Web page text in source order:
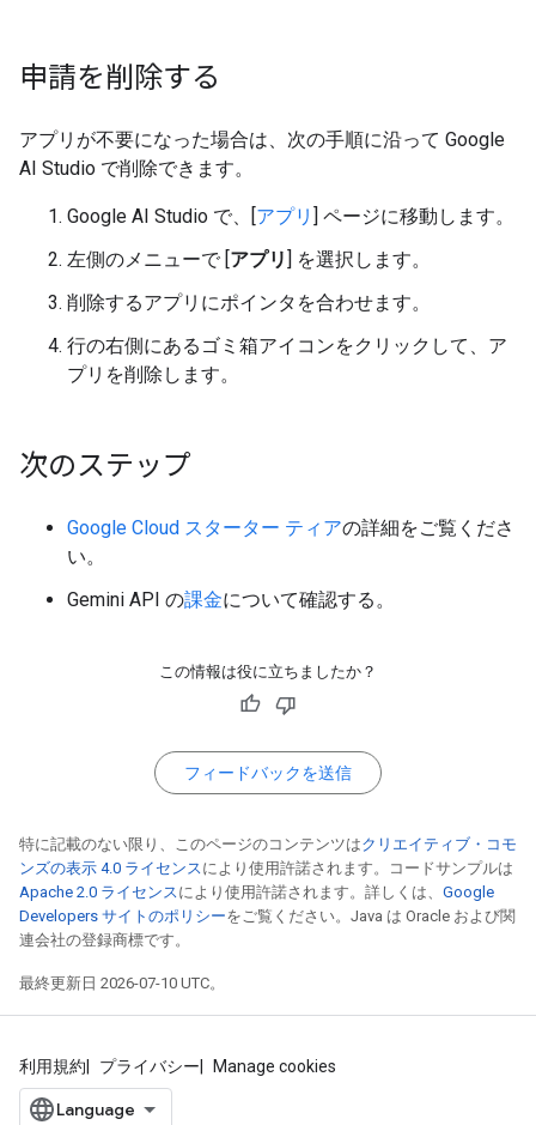
申請を削除する
アプリが不要になった場合は、次の手順に沿って Google
AI Studio で削除できます。
Google AI Studio で、[アプリ ] ページに移動します。
左側のメニューで [アプリ] を選択します。
削除するアプリにポインタを合わせます。
行の右側にあるゴミ箱アイコンをクリックして、ア
プリを削除します。
次のステップ
Google Cloud スターター ティアの詳細をご覧くださ
い。
Gemini API の課金について確認する。
この情報は役に立ちましたか？
フィードバックを送信
特に記載のない限り、このページのコンテンツはクリエイティブ・コモ
ンズの表示 4.0 ライセンスにより使用許諾されます。コードサンプルは
Apache 2.0 ライセンスにより使用許諾されます。詳しくは、 Google
Developers サイトのポリシーをご覧ください。Java は Oracle および関
連会社の登録商標です。
最終更新日 2026-07-10 UTC。
利用規約 プライバシー Manage cookies